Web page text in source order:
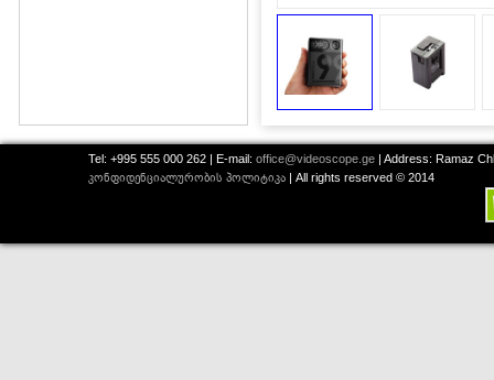
Tel: +995 555 000 262 | E-mail: office@videoscope.ge | Address: Ramaz
კონფიდენციალურობის პოლიტიკა | All rights reserved © 2014